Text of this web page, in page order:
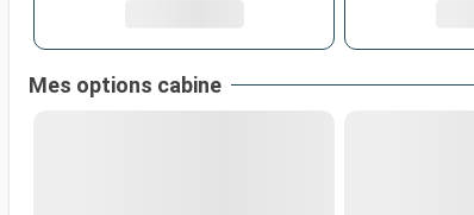
Mes options cabine